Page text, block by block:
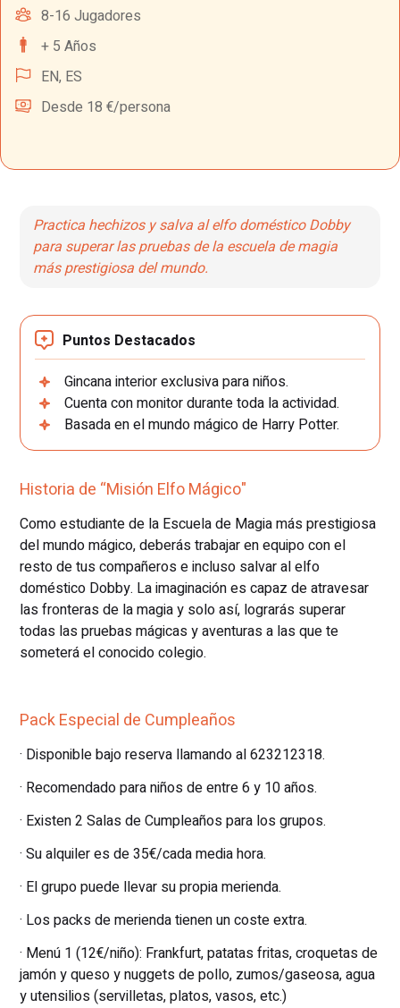
8-16 Jugadores
+ 5 Años
EN, ES
Desde 18 €/persona
Practica hechizos y salva al elfo doméstico Dobby
para superar las pruebas de la escuela de magia
más prestigiosa del mundo.
Puntos Destacados
Gincana interior exclusiva para niños.
Cuenta con monitor durante toda la actividad.
Basada en el mundo mágico de Harry Potter.
Historia de “Misión Elfo Mágico"
Como estudiante de la Escuela de Magia más prestigiosa
del mundo mágico, deberás trabajar en equipo con el
resto de tus compañeros e incluso salvar al elfo
doméstico Dobby. La imaginación es capaz de atravesar
las fronteras de la magia y solo así, lograrás superar
todas las pruebas mágicas y aventuras a las que te
someterá el conocido colegio.
Pack Especial de Cumpleaños
· Disponible bajo reserva llamando al 623212318.
· Recomendado para niños de entre 6 y 10 años.
· Existen 2 Salas de Cumpleaños para los grupos.
· Su alquiler es de 35€/cada media hora.
· El grupo puede llevar su propia merienda.
· Los packs de merienda tienen un coste extra.
· Menú 1 (12€/niño): Frankfurt, patatas fritas, croquetas de
jamón y queso y nuggets de pollo, zumos/gaseosa, agua
y utensilios (servilletas, platos, vasos, etc.)